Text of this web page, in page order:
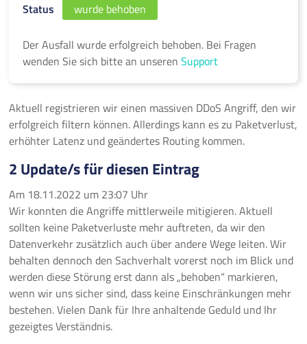
Status wurde behoben
Der Ausfall wurde erfolgreich behoben. Bei Fragen
wenden Sie sich bitte an unseren Support
Aktuell registrieren wir einen massiven DDoS Angriff, den wir
erfolgreich filtern können. Allerdings kann es zu Paketverlust,
erhöhter Latenz und geändertes Routing kommen.
2 Update/s für diesen Eintrag
Am 18.11.2022 um 23:07 Uhr
Wir konnten die Angriffe mittlerweile mitigieren. Aktuell
sollten keine Paketverluste mehr auftreten, da wir den
Datenverkehr zusätzlich auch über andere Wege leiten. Wir
behalten dennoch den Sachverhalt vorerst noch im Blick und
werden diese Störung erst dann als „behoben“ markieren,
wenn wir uns sicher sind, dass keine Einschränkungen mehr
bestehen. Vielen Dank für Ihre anhaltende Geduld und Ihr
gezeigtes Verständnis.